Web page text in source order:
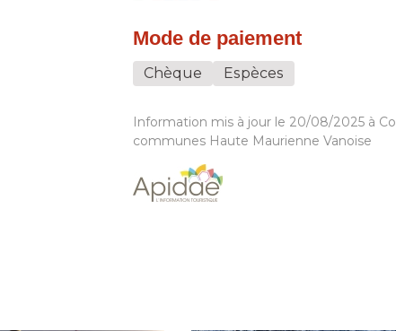
Mode de paiement
Chèque Espèces
Information mis à jour le 20/08/2025 à
communes Haute Maurienne Vanoise